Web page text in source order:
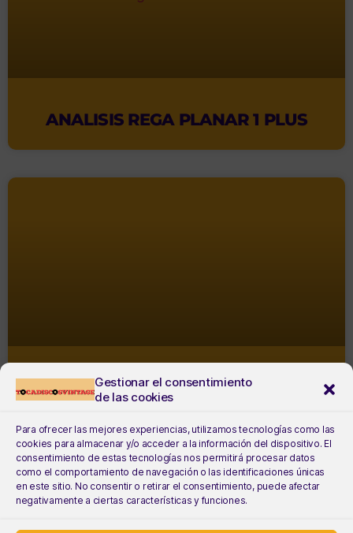
Gestionar el consentimiento
de las cookies
Para ofrecer las mejores experiencias, utilizamos tecnologías como las
cookies para almacenar y/o acceder a la información del dispositivo. El
consentimiento de estas tecnologías nos permitirá procesar datos
como el comportamiento de navegación o las identificaciones únicas
en este sitio. No consentir o retirar el consentimiento, puede afectar
negativamente a ciertas características y funciones.
ANALISIS REGA PLANAR 1 PLUS
BON JOVI – ROCK IN RIO 2017